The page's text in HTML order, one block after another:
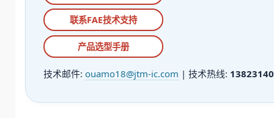
联系FAE技术支持
产品选型手册
技术邮件: ouamo18@jtm-ic.com | 技术热线: